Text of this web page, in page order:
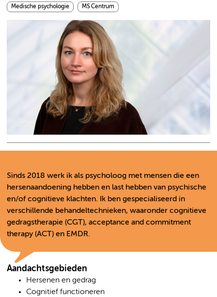
Medische psychologie MS Centrum
Sinds 2018 werk ik als psycholoog met mensen die een
hersenaandoening hebben en last hebben van psychische
en/of cognitieve klachten. Ik ben gespecialiseerd in
verschillende behandeltechnieken, waaronder cognitieve
gedragstherapie (CGT), acceptance and commitment
therapy (ACT) en EMDR.
Aandachtsgebieden
Hersenen en gedrag
Cognitief functioneren